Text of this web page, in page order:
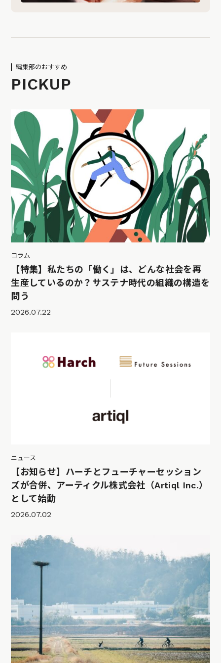
編集部のおすすめ
PICKUP
コラム
【特集】私たちの「働く」は、どんな社会を再
生産しているのか？サステナ時代の組織の構造を
問う
2026.07.22
ニュース
【お知らせ】ハーチとフューチャーセッション
ズが合併、アーティクル株式会社（Artiql Inc.）
として始動
2026.07.02